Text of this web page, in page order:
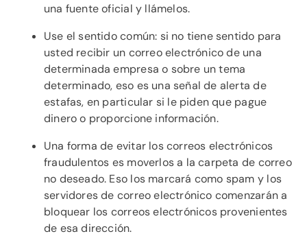
una fuente oficial y llámelos.
Use el sentido común: si no tiene sentido para
usted recibir un correo electrónico de una
determinada empresa o sobre un tema
determinado, eso es una señal de alerta de
estafas, en particular si le piden que pague
dinero o proporcione información.
Una forma de evitar los correos electrónicos
fraudulentos es moverlos a la carpeta de correo
no deseado. Eso los marcará como spam y los
servidores de correo electrónico comenzarán a
bloquear los correos electrónicos provenientes
de esa dirección.